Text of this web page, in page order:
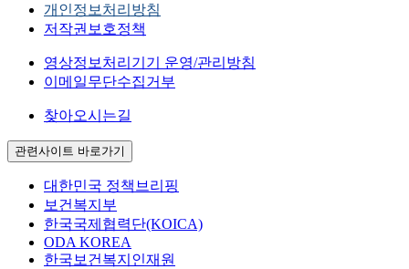
개인정보처리방침
저작권보호정책
영상정보처리기기 운영/관리방침
이메일무단수집거부
찾아오시는길
관련사이트 바로가기
대한민국 정책브리핑
보건복지부
한국국제협력단(KOICA)
ODA KOREA
한국보건복지인재원